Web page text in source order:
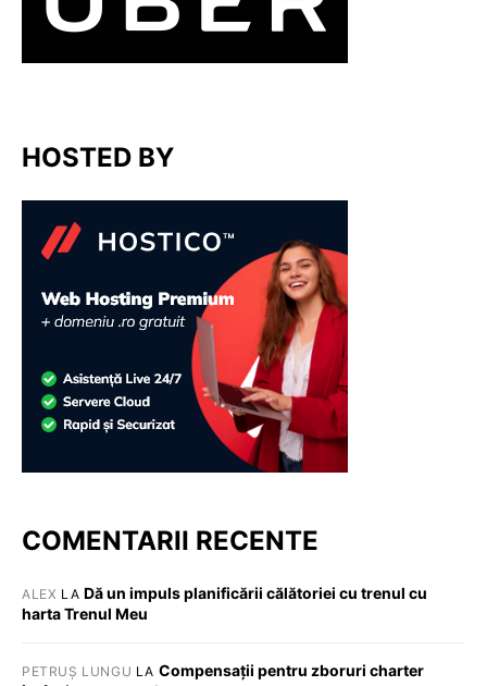
HOSTED BY
COMENTARII RECENTE
ALEX LA Dă un impuls planificării călătoriei cu trenul cu
harta Trenul Meu
PETRUȘ LUNGU LA Compensații pentru zboruri charter